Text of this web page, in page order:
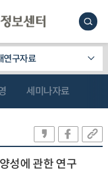
연구자료
세미나자료
성에 관한 연구